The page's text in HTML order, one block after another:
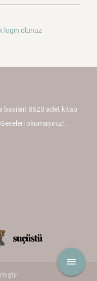
menu
login olunuz
basılan 8620 adet kitap
okumayınız!..